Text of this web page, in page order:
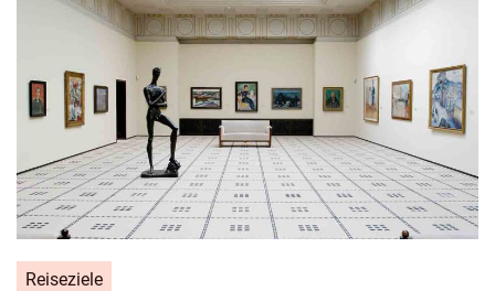
e
d
n
E
i
n
k
a
Reiseziele